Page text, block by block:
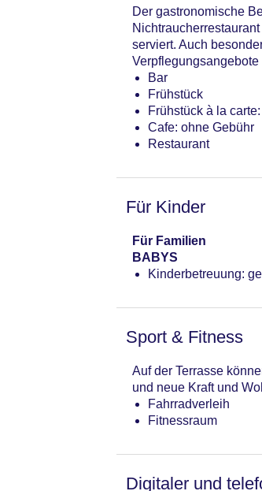
Gesamtanzahl der
Gesamtanzahl der
Zahlungsarten:
Landeskategorie:
Der gastronomische
serviert. Auch
Bar
Frühstück
Frühstück à la
Cafe: ohne Gebühr
Restaurant
Für Kinder
Für Familien
BABYS
Kinderbetreuung:
Sport & Fitness
Auf der Terrasse
und neue Kraft und
Fahrradverleih
Fitnessraum
Digitaler und